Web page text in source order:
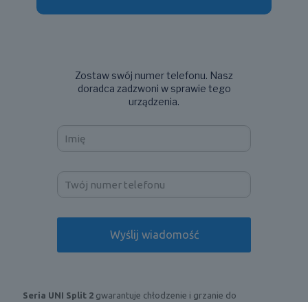
Zostaw swój numer telefonu. Nasz
doradca zadzwoni w sprawie tego
urządzenia.
Seria UNI Split 2 gwarantuje chłodzenie i grzanie do